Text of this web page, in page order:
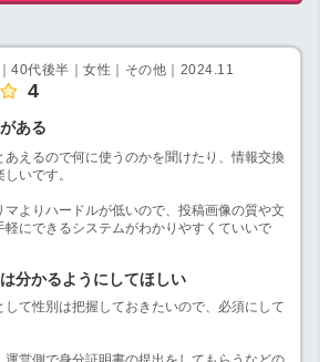
40代後半｜女性｜その他｜2024.11
4
がある
えるので何に使うのかを聞けたり、情報交換
いです。
よりハードルが低いので、投稿画像の質や文
軽にできるシステムがわかりやすくていいで
は分かるようにしてほしい
て性別は把握しておきたいので、必須にして